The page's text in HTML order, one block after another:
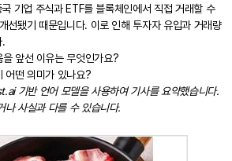
기업 주식과 ETF를 블록체인에서 직접 거래할 수
선됐기 때문입니다. 이로 인해 투자자 유입과 거래량
.
앞선 이유는 무엇인가요?
어떤 의미가 있나요?
기반 언어 모델을 사용하여 기사를 요약했습니다.
나 사실과 다를 수 있습니다.